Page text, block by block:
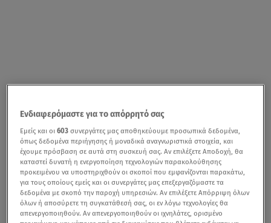
Ενδιαφερόμαστε για το απόρρητό σας
Εμείς και οι603 συνεργάτες μας αποθηκεύουμε προσωπικά δεδομένα,
όπως δεδομένα περιήγησης ή μοναδικά αναγνωριστικά στοιχεία, και
έχουμε πρόσβαση σε αυτά στη συσκευή σας. Αν επιλέξετε Αποδοχή, θα
καταστεί δυνατή η ενεργοποίηση τεχνολογιών παρακολούθησης
προκειμένου να υποστηριχθούν οι σκοποί που εμφανίζονται παρακάτω,
για τους οποίους εμείς και οι συνεργάτες μας επεξεργαζόμαστε τα
δεδομένα με σκοπό την παροχή υπηρεσιών. Αν επιλέξετε Απόρριψη όλων
όλων ή αποσύρετε τη συγκατάθεσή σας, οι εν λόγω τεχνολογίες θα
απενεργοποιηθούν. Αν απενεργοποιηθούν οι ιχνηλάτες, ορισμένο